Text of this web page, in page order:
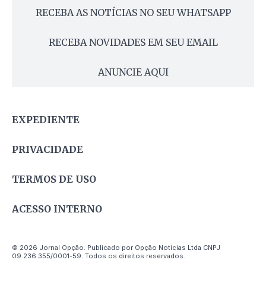
RECEBA AS NOTÍCIAS NO SEU WHATSAPP
RECEBA NOVIDADES EM SEU EMAIL
ANUNCIE AQUI
EXPEDIENTE
PRIVACIDADE
TERMOS DE USO
ACESSO INTERNO
© 2026 Jornal Opção. Publicado por Opção Notícias Ltda CNPJ
09.236.355/0001-59. Todos os direitos reservados.